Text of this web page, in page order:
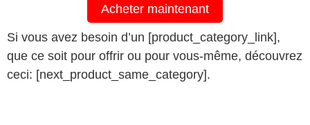
Acheter maintenant
Si vous avez besoin d’un [product_category_link],
que ce soit pour offrir ou pour vous-même, découvrez
ceci: [next_product_same_category].